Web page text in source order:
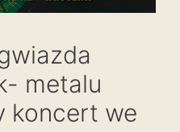
metalu
koncert we